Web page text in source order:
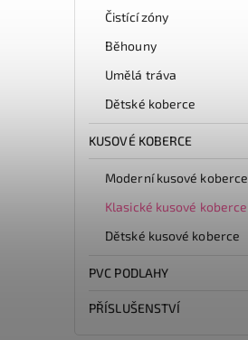
Čistící zóny
Běhouny
Umělá tráva
Dětské koberce
KUSOVÉ KOBERCE
Moderní kusové koberce
Klasické kusové koberce
Dětské kusové koberce
PVC PODLAHY
PŘÍSLUŠENSTVÍ